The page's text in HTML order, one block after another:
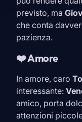
previsto, ma
che conta
pazienza.
❤️ Amore
In amore, caro
interessante:
amico, porta
attenzioni